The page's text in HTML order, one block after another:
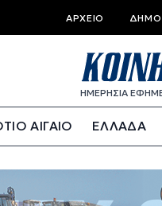
ΑΡΧΕΊΟ
ΗΜΕΡΗΣΙΑ
ΑΙΓΑΙΟ ΕΛΛΑΔΑ